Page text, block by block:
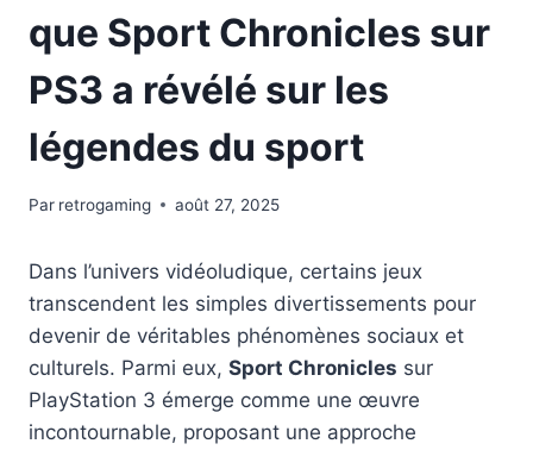
que Sport Chronicles sur
PS3 a révélé sur les
légendes du sport
Par retrogaming août 27, 2025
Dans l’univers vidéoludique, certains jeux
transcendent les simples divertissements pour
devenir de véritables phénomènes sociaux et
culturels. Parmi eux, Sport Chronicles sur
PlayStation 3 émerge comme une œuvre
incontournable, proposant une approche